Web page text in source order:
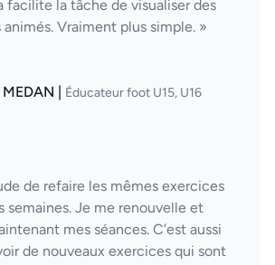
facilite la tâche de visualiser des
Vraiment plus simple. »
| Éducateur foot U15, U16
de refaire les mêmes exercices
semaines. Je me renouvelle et
mes séances. C’est aussi
de nouveaux exercices qui sont